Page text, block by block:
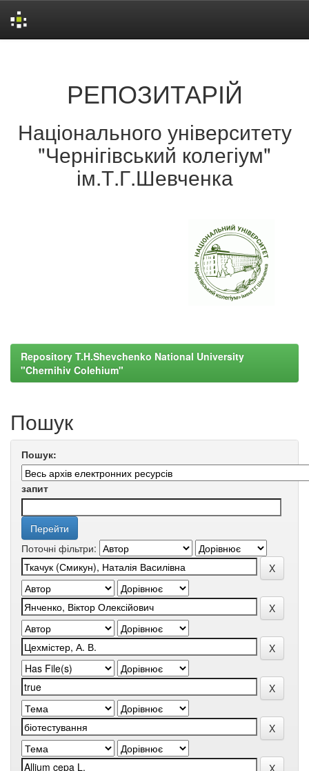
РЕПОЗИТАРІЙ
Національного університету
"Чернігівський колегіум"
ім.Т.Г.Шевченка
Repository T.H.Shevchenko National University
"Chernihiv Colehium"
Пошук
Пошук:
запит
Поточні фільтри: